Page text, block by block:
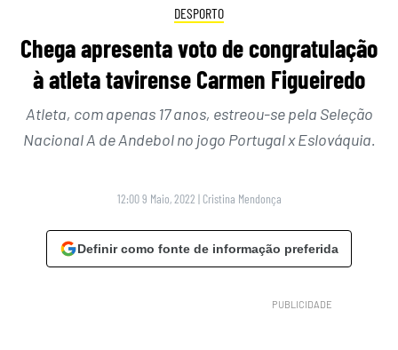
DESPORTO
Chega apresenta voto de congratulação
à atleta tavirense Carmen Figueiredo
Atleta, com apenas 17 anos, estreou-se pela Seleção
Nacional A de Andebol no jogo Portugal x Eslováquia.
12:00 9 Maio, 2022 | Cristina Mendonça
Definir como fonte de informação preferida